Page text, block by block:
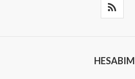
HESABIM